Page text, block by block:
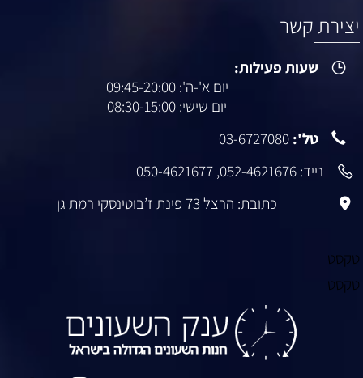
יצירת קשר
שעות פעילות:
יום א'-ה': 09:45-20:00
יום שישי: 08:30-15:00
טל': 03-6727080
נייד:052-4621676
,
050-4621677
כתובת: הרצל 73 פינת ז’בוטינסקי רמת גן
טקסט
טקסט